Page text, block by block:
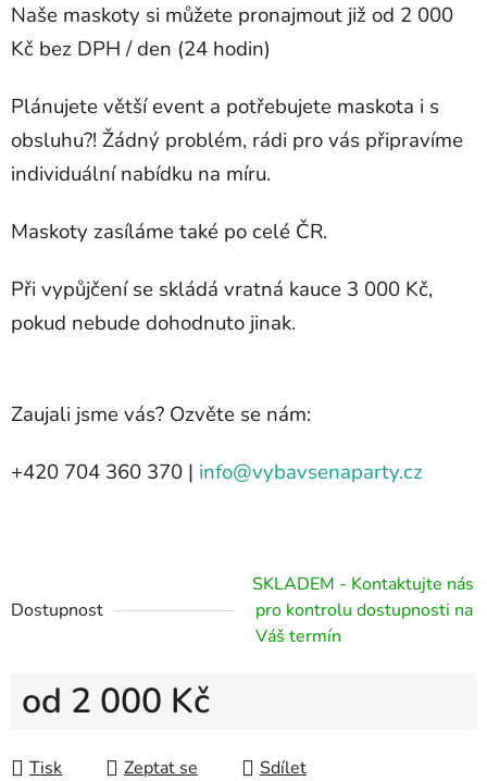
Naše maskoty si můžete pronajmout již od 2 000
Kč bez DPH / den (24 hodin)
Plánujete větší event a potřebujete maskota i s
obsluhu?! Žádný problém, rádi pro vás připravíme
individuální nabídku na míru.
Maskoty zasíláme také po celé ČR.
Při vypůjčení se skládá vratná kauce 3 000 Kč,
pokud nebude dohodnuto jinak.
Zaujali jsme vás? Ozvěte se nám:
+420 704 360 370 | info@vybavsenaparty.cz
Dostupnost
SKLADEM - Kontaktujte nás
pro kontrolu dostupnosti na
Váš termín
2 000 Kč
Tisk
Zeptat se Sdílet